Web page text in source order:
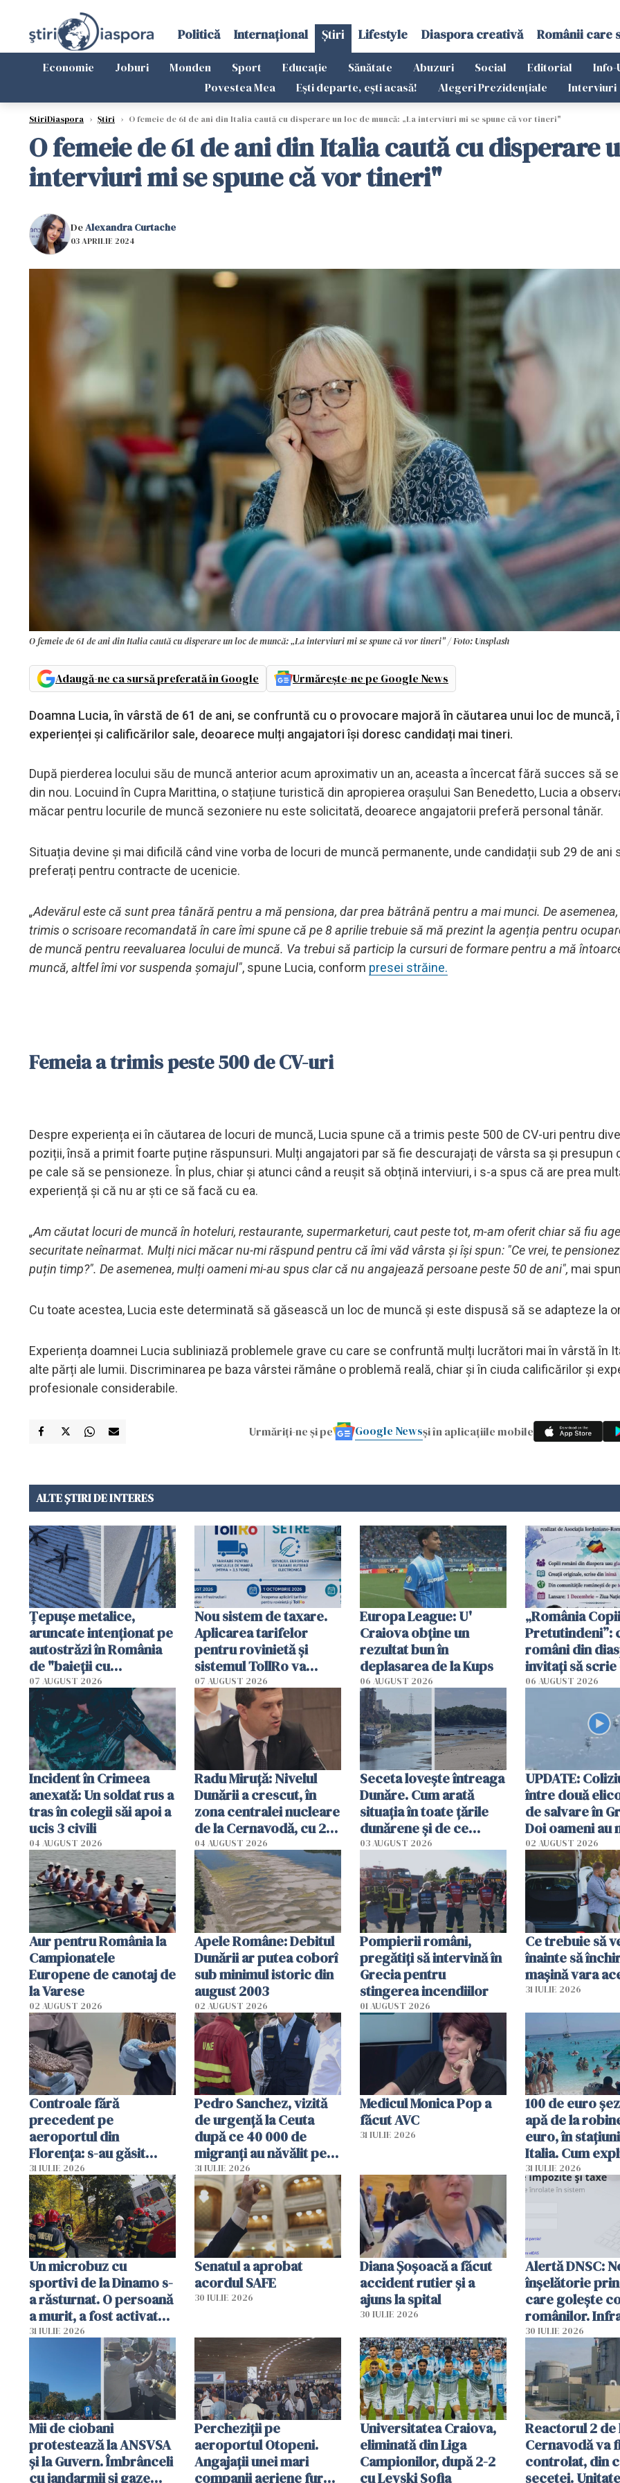
Politică Internațional Știri Lifestyle Diaspora creativă Românii care
Economie Joburi Monden Sport Educație Sănătate Abuzuri Social Editorial Info-
Povestea Mea
Ești departe, ești acasă! Alegeri Prezidențiale Interviuri
StiriDiaspora › Știri › O femeie de 61 de ani din Italia caută cu disperare un loc de muncă: „La interviuri mi se spune că vor tineri"
O femeie de 61 de ani din Italia caută cu disperare
interviuri mi se spune că vor tineri"
DeAlexandra Curtache
03 APRILIE 2024
O femeie de 61 de ani din Italia caută cu disperare un loc de muncă: „La interviuri mi se spune că vor tineri" / Foto: Unsplash
Adaugă-ne ca sursă preferată în Google Urmărește-ne pe Google News
Doamna Lucia, în vârstă de 61 de ani, se confruntă cu o provocare majoră în căutarea unui loc de muncă,
experienței și calificărilor sale, deoarece mulți angajatori își doresc candidați mai tineri.
După pierderea locului său de muncă anterior acum aproximativ un an, aceasta a încercat fără succes să
din nou. Locuind în Cupra Marittina, o stațiune turistică din apropierea orașului San Benedetto, Lucia a
măcar pentru locurile de muncă sezoniere nu este solicitată, deoarece angajatorii preferă personal tânăr.
Situația devine și mai dificilă când vine vorba de locuri de muncă permanente, unde candidații sub 29 de ani
preferați pentru contracte de ucenicie.
„Adevărul este că sunt prea tânără pentru a mă pensiona, dar prea bătrână pentru a mai munci. De
trimis o scrisoare recomandată în care îmi spune că pe 8 aprilie trebuie să mă prezint la agenția pentru
de muncă pentru reevaluarea locului de muncă. Va trebui să particip la cursuri de formare pentru a mă
muncă, altfel îmi vor suspenda șomajul", spune Lucia, conform presei străine.
Femeia a trimis peste 500 de CV-uri
Despre experiența ei în căutarea de locuri de muncă, Lucia spune că a trimis peste 500 de CV-uri pentru
poziții, însă a primit foarte puține răspunsuri. Mulți angajatori par să fie descurajați de vârsta sa și presupun
pe cale să se pensioneze. În plus, chiar și atunci când a reușit să obțină interviuri, i s-a spus că are prea
experiență și că nu ar ști ce să facă cu ea.
„Am căutat locuri de muncă în hoteluri, restaurante, supermarketuri, caut peste tot, m-am oferit chiar să fiu
securitate neînarmat. Mulți nici măcar nu-mi răspund pentru că îmi văd vârsta și își spun: "Ce vrei, te
puțin timp?". De asemenea, mulți oameni mi-au spus clar că nu angajează persoane peste 50 de ani", mai
Cu toate acestea, Lucia este determinată să găsească un loc de muncă și este dispusă să se adapteze la
Experiența doamnei Lucia subliniază problemele grave cu care se confruntă mulți lucrători mai în vârstă în
alte părți ale lumii. Discriminarea pe baza vârstei rămâne o problemă reală, chiar și în ciuda calificărilor și
profesionale considerabile.
Urmăriți-ne și pe Google Newsși în aplicațiile mobile
ALTE ȘTIRI DE INTERES
Țepușe metalice,
aruncate intenționat pe
autostrăzi în România
de "baieții cu
platforme": "Mi-au
cerut 1200 lei să mă
tracteze"
07 AUGUST 2026
Nou sistem de taxare.
Aplicarea tarifelor
pentru rovinietă şi
sistemul TollRo va
începe la 1 octombrie
07 AUGUST 2026
Europa League: U'
Craiova obține un
rezultat bun în
deplasarea de la Kups
06 AUGUST 2026
„România
Pretutindeni”:
români din
invitați să
România într-
06 AUGUST 2026
Incident în Crimeea
anexată: Un soldat rus a
tras în colegii săi apoi a
ucis 3 civili
04 AUGUST 2026
Radu Miruţă: Nivelul
Dunării a crescut, în
zona centralei nucleare
de la Cernavodă, cu 2
cm faţă de ziua trecută
04 AUGUST 2026
Seceta lovește întreaga
Dunăre. Cum arată
situația în toate țările
dunărene și de ce
România resimte
efectele, deși a plouat
în iulie
03 AUGUST 2026
UPDATE:
între două
de salvare în
Doi oameni au
02 AUGUST 2026
Aur pentru România la
Campionatele
Europene de canotaj de
la Varese
02 AUGUST 2026
Apele Române: Debitul
Dunării ar putea coborî
sub minimul istoric din
august 2003
02 AUGUST 2026
Pompierii români,
pregătiţi să intervină în
Grecia pentru
stingerea incendiilor
01 AUGUST 2026
Ce trebuie să
înainte să
mașină vara
31 IULIE 2026
Controale fără
precedent pe
aeroportul din
Florența: s-au găsit
capete de aligator și o
sumă imensă de bani
31 IULIE 2026
Pedro Sanchez, vizită
de urgență la Ceuta
după ce 40 000 de
migranți au năvălit pe
teritoriul spaniol: „Vom
mobiliza toate
resursele"
31 IULIE 2026
Medicul Monica Pop a
făcut AVC
31 IULIE 2026
100 de euro
apă de la
euro, în
Italia. Cum
autoritățile
31 IULIE 2026
Un microbuz cu
sportivi de la Dinamo s-
a răsturnat. O persoană
a murit, a fost activat
planul roșu de
31 IULIE 2026
Senatul a aprobat
acordul SAFE
30 IULIE 2026
Diana Șoșoacă a făcut
accident rutier și a
ajuns la spital
30 IULIE 2026
Alertă DNSC:
înșelătorie prin
care golește
românilor.
folosesc numele
Ghișeul.ro și
Române
30 IULIE 2026
Mii de ciobani
protestează la ANSVSA
și la Guvern. Îmbrânceli
cu jandarmii și gaze
Percheziții pe
aeroportul Otopeni.
Angajații unei mari
companii aeriene furau
Universitatea Craiova,
eliminată din Liga
Campionilor, după 2-2
cu Levski Sofia
Reactorul 2 de
Cernavodă va
controlat, din
secetei.